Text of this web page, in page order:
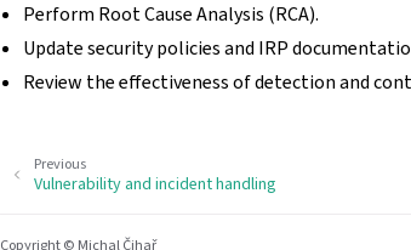
Perform Root Cause Analysis (RCA).
Update security policies and IRP
Review the effectiveness of detection and
Previous
Vulnerability and incident handling
Copyright © Michal Čihař